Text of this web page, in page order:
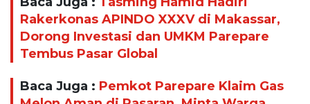
Rakerkonas APINDO XXXV di Makassar,
Dorong Investasi dan UMKM Parepare
Tembus Pasar Global
Baca Juga : Pemkot Parepare Klaim Gas